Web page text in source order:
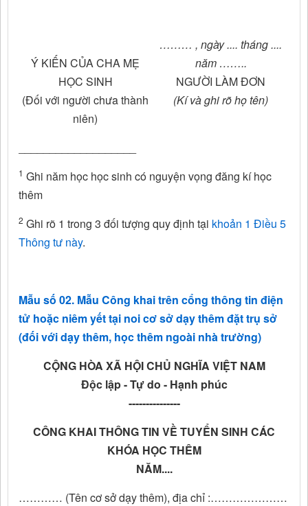
Ý KIẾN CỦA CHA MẸ
HỌC SINH
(Đối với người chưa thành
niên)
……… , ngày .... tháng ....
năm ……..
NGƯỜI LÀM ĐƠN
(Kí và ghi rõ họ tên)
1 Ghi năm học học sinh có nguyện vọng đăng kí học
thêm
2 Ghi rõ 1 trong 3 đối tượng quy định tại khoản 1 Điều 5
Thông tư này.
Mẫu số 02. Mẫu Công khai trên cổng thông tin điện
tử hoặc niêm yết tại noi cơ sở dạy thêm đặt trụ sở
(đối với dạy thêm, học thêm ngoài nhà trường)
CỘNG HÒA XÃ HỘI CHỦ NGHĨA VIỆT NAM
Độc lập - Tự do - Hạnh phúc
---------------
CÔNG KHAI THÔNG TIN VỀ TUYỂN SINH CÁC
KHÓA HỌC THÊM
NĂM....
………… (Tên cơ sở dạy thêm), địa chỉ :…………………